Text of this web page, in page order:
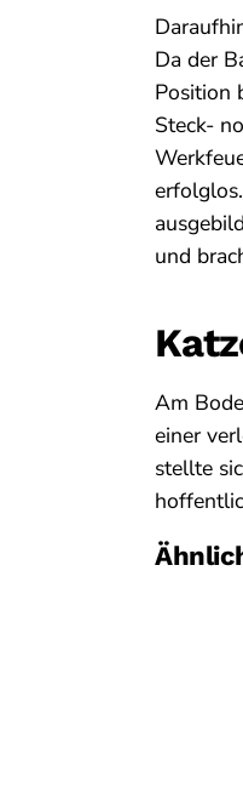
Da der
Position
Steck-
und
Am
einer
stellte